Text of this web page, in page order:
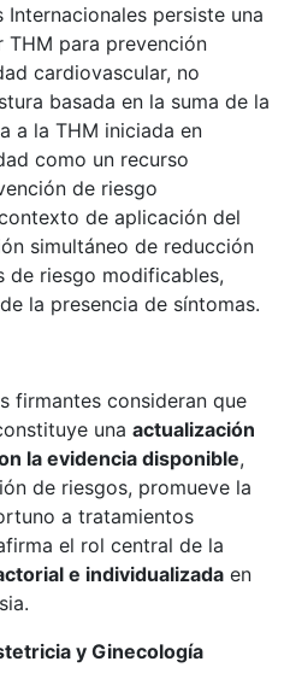
Internacionales persiste una
para prevención
cardiovascular, no
basada en la suma de la
a la THM iniciada en
como un recurso
de riesgo
de aplicación del
simultáneo de reducción
riesgo modificables,
la presencia de síntomas.
firmantes consideran que
una actualización
la evidencia disponible,
de riesgos, promueve la
a tratamientos
el rol central de la
e individualizada en
y Ginecología